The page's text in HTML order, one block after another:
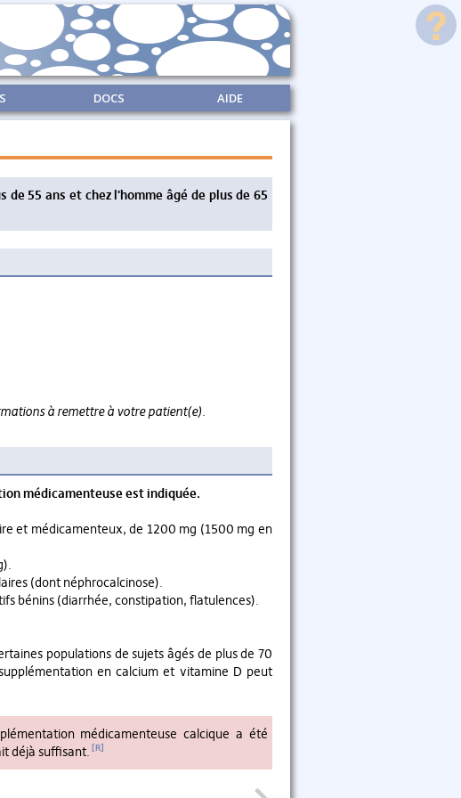
DOCS AIDE
de 55 ans et chez l'homme âgé de plus de 65
à remettre à votre patient(e).
médicamenteuse est indiquée.
et médicamenteux, de 1200 mg (1500 mg en
(dont néphrocalcinose).
bénins (diarrhée, constipation, flatulences).
populations de sujets âgés de plus de 70
en calcium et vitamine D peut
médicamenteuse calcique a été
déjà suffisant. [R]